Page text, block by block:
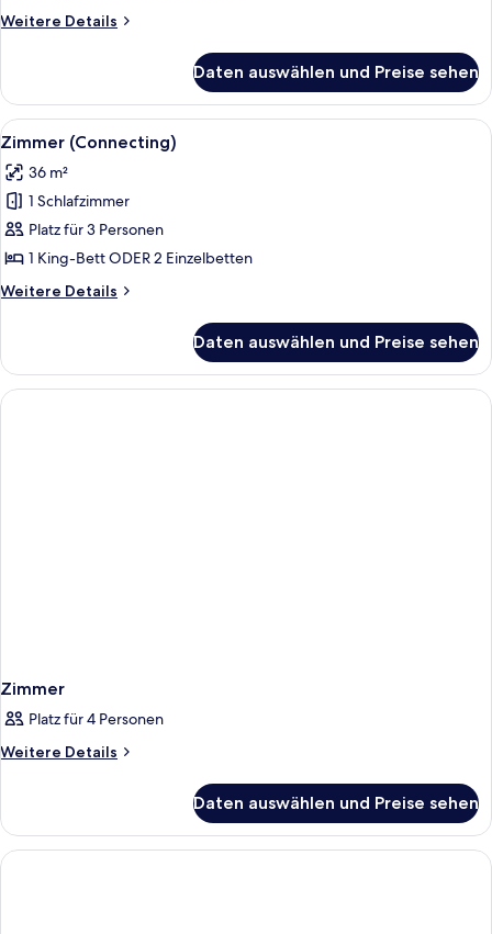
Weitere Details
Weitere
Dreibettzimmer
Daten auswählen und Preise sehen
Alle
Fotos
für
Zimmer
(Connecting)
anzeigen
Ein modernes Hotelzimmer mit Bett,
11
Zimmer (Connecting)
36 m²
1 Schlafzimmer
Platz für 3 Personen
1 King-Bett ODER 2 Einzelbetten
Weitere Details
Weitere
(Connecting)
Daten auswählen und Preise sehen
Zimmer
Platz für 4 Personen
Weitere Details
Weitere
Daten auswählen und Preise sehen